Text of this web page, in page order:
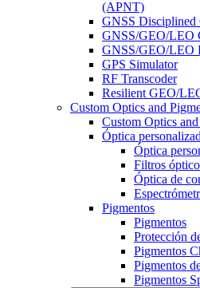
(APNT)
GNSS Disciplined
GNSS/GEO/LEO
GNSS/GEO/LEO
GPS Simulator
RF Transcoder
Resilient GEO/
Custom Optics and
Custom Optics
Óptica
Óptica
Filtros
Óptica de
Pigmentos
Pigmentos
Protección
Pigmentos
Pigmentos
Pigmentos